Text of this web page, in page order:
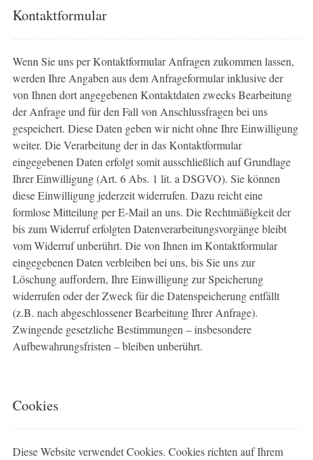
Kontaktformular
Wenn Sie uns per Kontaktformular Anfragen zukommen lassen,
werden Ihre Angaben aus dem Anfrageformular inklusive der
von Ihnen dort angegebenen Kontaktdaten zwecks Bearbeitung
der Anfrage und für den Fall von Anschlussfragen bei uns
gespeichert. Diese Daten geben wir nicht ohne Ihre Einwilligung
weiter. Die Verarbeitung der in das Kontaktformular
eingegebenen Daten erfolgt somit ausschließlich auf Grundlage
Ihrer Einwilligung (Art. 6 Abs. 1 lit. a DSGVO). Sie können
diese Einwilligung jederzeit widerrufen. Dazu reicht eine
formlose Mitteilung per E-Mail an uns. Die Rechtmäßigkeit der
bis zum Widerruf erfolgten Datenverarbeitungsvorgänge bleibt
vom Widerruf unberührt. Die von Ihnen im Kontaktformular
eingegebenen Daten verbleiben bei uns, bis Sie uns zur
Löschung auffordern, Ihre Einwilligung zur Speicherung
widerrufen oder der Zweck für die Datenspeicherung entfällt
(z.B. nach abgeschlossener Bearbeitung Ihrer Anfrage).
Zwingende gesetzliche Bestimmungen – insbesondere
Aufbewahrungsfristen – bleiben unberührt.
Cookies
Diese Website verwendet Cookies. Cookies richten auf Ihrem